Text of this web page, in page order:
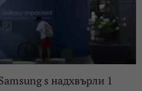
s надхвърли 1